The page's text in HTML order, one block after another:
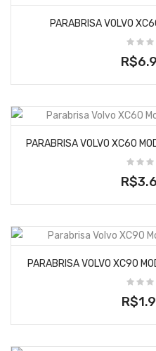
PARABRISA VOLVO
PARABRISA VOLVO XC60
PARABRISA VOLVO XC90